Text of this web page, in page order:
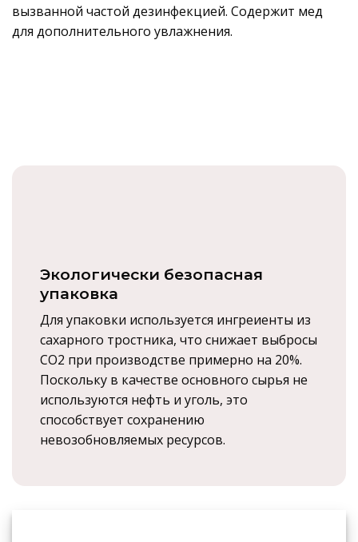
вызванной частой дезинфекцией. Содержит мед
для дополнительного увлажнения.
Экологически безопасная
упаковка
Для упаковки используется ингреиенты из
сахарного тростника, что снижает выбросы
CO2 при производстве примерно на 20%.
Поскольку в качестве основного сырья не
используются нефть и уголь, это
способствует сохранению
невозобновляемых ресурсов.